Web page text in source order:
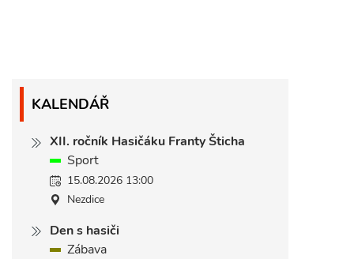
KALENDÁŘ
XII. ročník Hasičáku Franty Šticha
Sport
15.08.2026 13:00
Nezdice
Den s hasiči
Zábava